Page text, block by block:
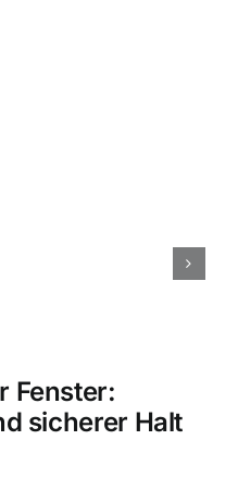
Fenster:
sicherer Halt